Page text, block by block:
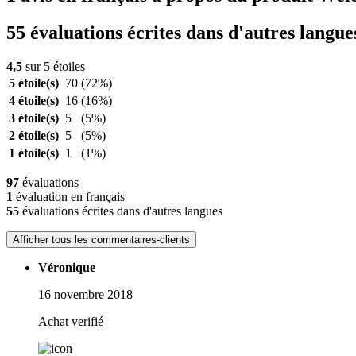
55 évaluations écrites dans d'autres
4,5 sur 5 étoiles
5 étoile(s) 70 (72%)
4 étoile(s) 16 (16%)
3 étoile(s) 5
(5%)
2 étoile(s) 5
(5%)
1 étoile(s) 1 (1%)
97 évaluations
1 évaluation en français
55 évaluations écrites dans d'autres langues
Afficher tous les commentaires-clients
Véronique
16 novembre 2018
Achat verifié